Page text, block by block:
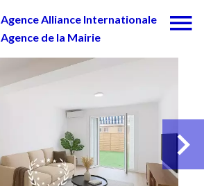
Agence Alliance Internationale
Agence de la Mairie